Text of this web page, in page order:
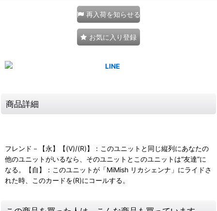
再入荷を知らせる
お気に入り登録
商品詳細
フレンド－【永】【(V)/(R)】：このユニットと同じ縦列にあなたの
他のユニットがいるなら、そのユニットとこのユニットは“友達”に
なる。【自】：このユニットが「MiMish リカシェンナ」にライドさ
れた時、このカードを(R)にコールする。